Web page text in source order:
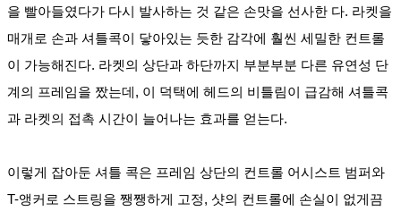
을 빨아들였다가 다시 발사하는 것 같은 손맛을 선사한 다. 라켓을
매개로 손과 셔틀콕이 닿아있는 듯한 감각에 훨씬 세밀한 컨트롤
이 가능해진다. 라켓의 상단과 하단까지 부분부분 다른 유연성 단
계의 프레임을 짰는데, 이 덕택에 헤드의 비틀림이 급감해 셔틀콕
과 라켓의 접촉 시간이 늘어나는 효과를 얻는다.
이렇게 잡아둔 셔틀 콕은 프레임 상단의 컨트롤 어시스트 범퍼와
T-앵커로 스트링을 쨍쨍하게 고정, 샷의 컨트롤에 손실이 없게끔